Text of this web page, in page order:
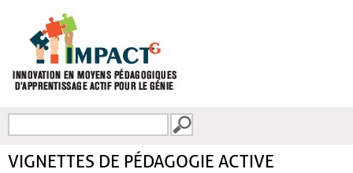
FORMULAIRE DE
VIGNETTES DE PÉDAGOGIE ACTIVE